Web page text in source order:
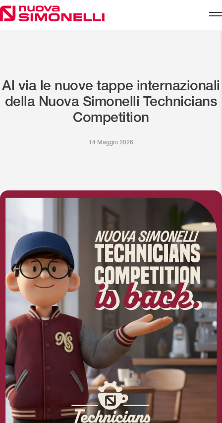
Skip to content
Al via le nuove tappe internazionali
della Nuova Simonelli Technicians
Competition
14 Maggio 2026